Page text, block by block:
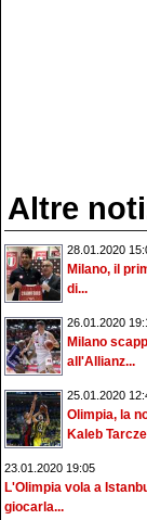
Altre
28.01.2020
Milano, il
di...
26.01.2020
Milano
all'Allianz...
25.01.2020
Olimpia, la
Kaleb
23.01.2020 19:05
L'Olimpia vola a
giocarla...